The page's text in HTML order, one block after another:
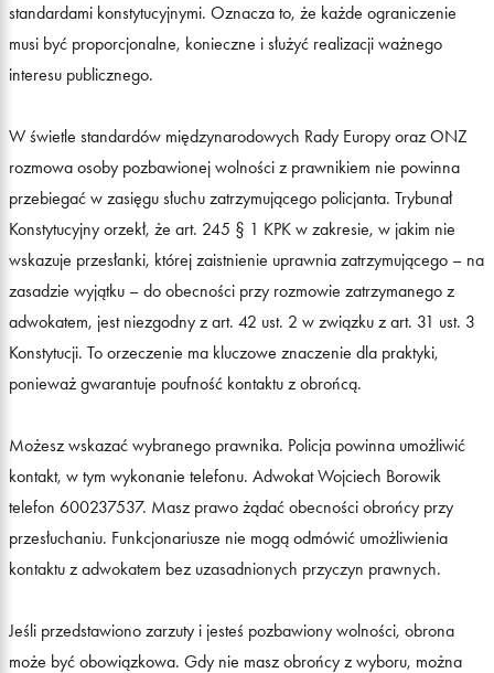
standardami konstytucyjnymi. Oznacza to, że każde ograniczenie
musi być proporcjonalne, konieczne i służyć realizacji ważnego
interesu publicznego.
W świetle standardów międzynarodowych Rady Europy oraz ONZ
rozmowa osoby pozbawionej wolności z prawnikiem nie powinna
przebiegać w zasięgu słuchu zatrzymującego policjanta. Trybunał
Konstytucyjny orzekł, że art. 245 § 1 KPK w zakresie, w jakim nie
wskazuje przesłanki, której zaistnienie uprawnia zatrzymującego – na
zasadzie wyjątku – do obecności przy rozmowie zatrzymanego z
adwokatem, jest niezgodny z art. 42 ust. 2 w związku z art. 31 ust. 3
Konstytucji. To orzeczenie ma kluczowe znaczenie dla praktyki,
ponieważ gwarantuje poufność kontaktu z obrońcą.
Możesz wskazać wybranego prawnika. Policja powinna umożliwić
kontakt, w tym wykonanie telefonu. Adwokat Wojciech Borowik
telefon 600237537. Masz prawo żądać obecności obrońcy przy
przesłuchaniu. Funkcjonariusze nie mogą odmówić umożliwienia
kontaktu z adwokatem bez uzasadnionych przyczyn prawnych.
Jeśli przedstawiono zarzuty i jesteś pozbawiony wolności, obrona
może być obowiązkowa. Gdy nie masz obrońcy z wyboru, można